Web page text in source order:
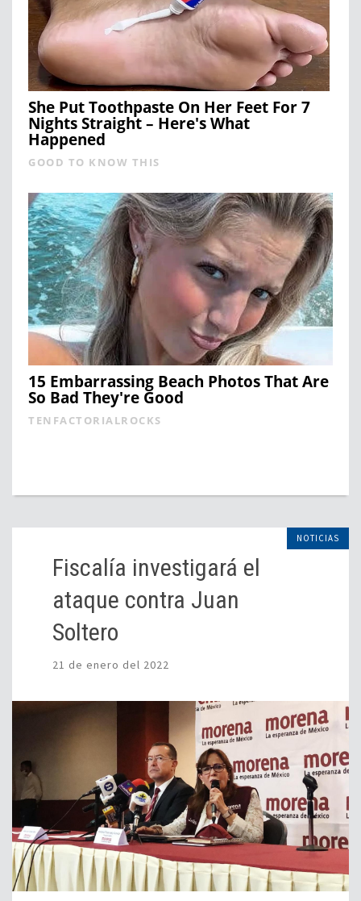
She Put Toothpaste On Her Feet For 7
Nights Straight – Here's What
Happened
GOOD TO KNOW THIS
15 Embarrassing Beach Photos That Are
So Bad They're Good
TENFACTORIALROCKS
NOTICIAS
Fiscalía investigará el
ataque contra Juan
Soltero
21 de enero del 2022